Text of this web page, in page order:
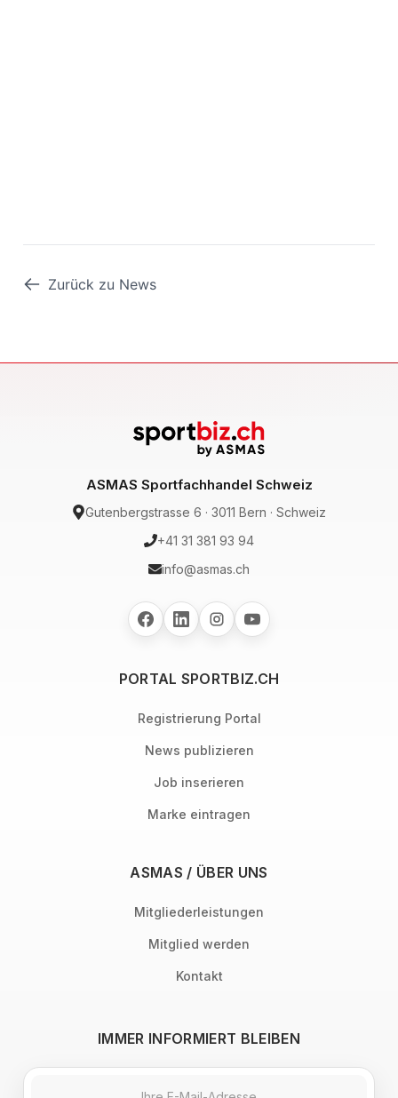
Zurück zu News
ASMAS Sportfachhandel Schweiz
Gutenbergstrasse 6 · 3011 Bern · Schweiz
+41 31 381 93 94
info@asmas.ch
PORTAL SPORTBIZ.CH
Registrierung Portal
News publizieren
Job inserieren
Marke eintragen
ASMAS / ÜBER UNS
Mitgliederleistungen
Mitglied werden
Kontakt
IMMER INFORMIERT BLEIBEN